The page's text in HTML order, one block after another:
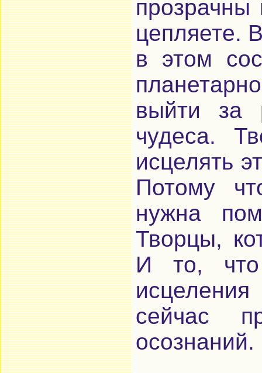
цепляете.
в этом
выйти за
чудеса.
исцелять
Потому
нужна
Творцы,
И то,
сейчас
осознаний.